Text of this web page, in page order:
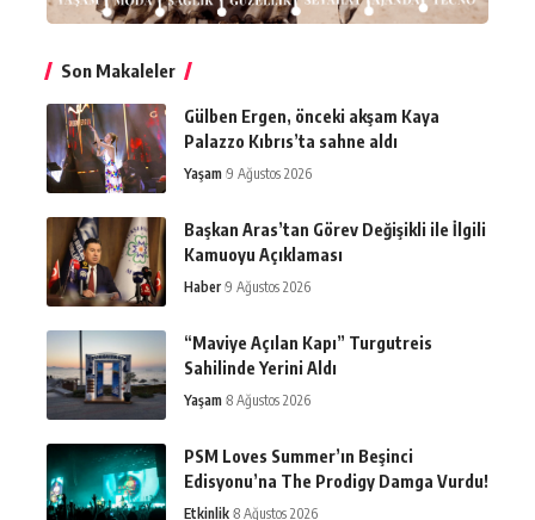
Son Makaleler
Gülben Ergen, önceki akşam Kaya
Palazzo Kıbrıs’ta sahne aldı
Yaşam 9 Ağustos 2026
Başkan Aras’tan Görev Değişikli ile İlgili
Kamuoyu Açıklaması
Haber 9 Ağustos 2026
“Maviye Açılan Kapı” Turgutreis
Sahilinde Yerini Aldı
Yaşam 8 Ağustos 2026
PSM Loves Summer’ın Beşinci
Edisyonu’na The Prodigy Damga Vurdu!
Etkinlik 8 Ağustos 2026